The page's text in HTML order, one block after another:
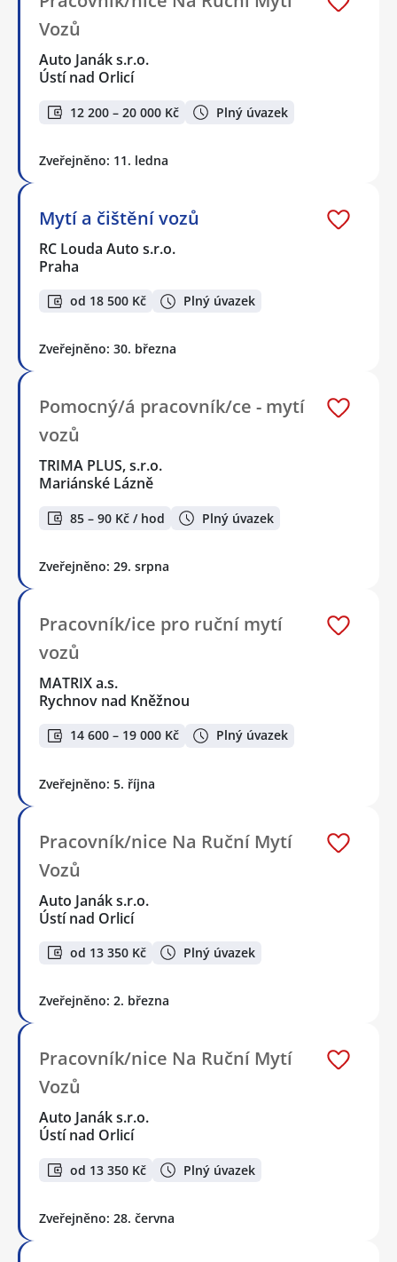
Vozů
Auto Janák s.r.o.
Ústí nad Orlicí
12 200 – 20 000 Kč Plný úvazek
Zveřejněno: 11. ledna
Mytí a čištění vozů
RC Louda Auto s.r.o.
Praha
od 18 500 Kč Plný úvazek
Zveřejněno: 30. března
Pomocný/á pracovník/ce - mytí
vozů
TRIMA PLUS, s.r.o.
Mariánské Lázně
85 – 90 Kč / hod Plný úvazek
Zveřejněno: 29. srpna
Pracovník/ice pro ruční mytí
vozů
MATRIX a.s.
Rychnov nad Kněžnou
14 600 – 19 000 Kč Plný úvazek
Zveřejněno: 5. října
Pracovník/nice Na Ruční Mytí
Vozů
Auto Janák s.r.o.
Ústí nad Orlicí
od 13 350 Kč Plný úvazek
Zveřejněno: 2. března
Pracovník/nice Na Ruční Mytí
Vozů
Auto Janák s.r.o.
Ústí nad Orlicí
od 13 350 Kč Plný úvazek
Zveřejněno: 28. června